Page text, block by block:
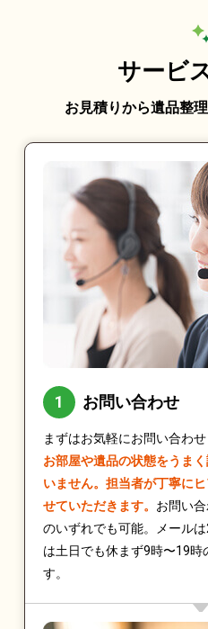
サービ
お見積りから遺品整
お問い合わせ
まずはお気軽にお問い合わせ
お部屋や遺品の状態をうま
いません。担当者が丁寧に
せていただきます。 お問い
のいずれでも可能。メール
は土日でも休まず9時〜19時
す。